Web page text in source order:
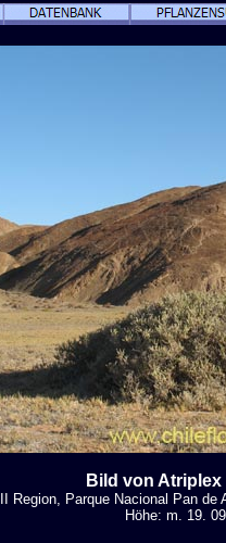
Bild von Atriplex
II Region, Parque Nacional Pan de
Höhe: m. 19.